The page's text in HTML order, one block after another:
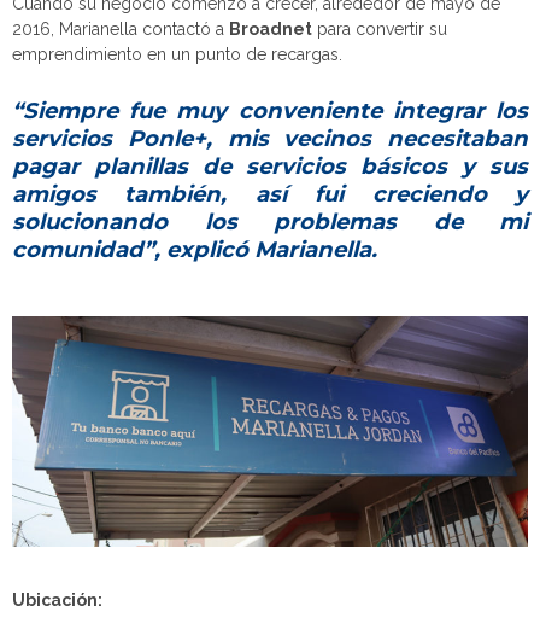
2016, Marianella contactó a Broadnet para convertir su
emprendimiento en un punto de recargas.
“Siempre fue muy conveniente integrar los
servicios Ponle+, mis vecinos necesitaban
pagar planillas de servicios básicos y sus
amigos también, así fui creciendo y
solucionando los problemas de mi
comunidad”, explicó Marianella.
Ubicación: